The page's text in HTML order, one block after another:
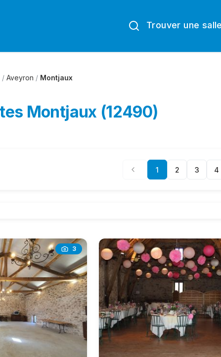
Trouver une
/ Aveyron / Montjaux
Montjaux (12490)
1 2 3 4
3